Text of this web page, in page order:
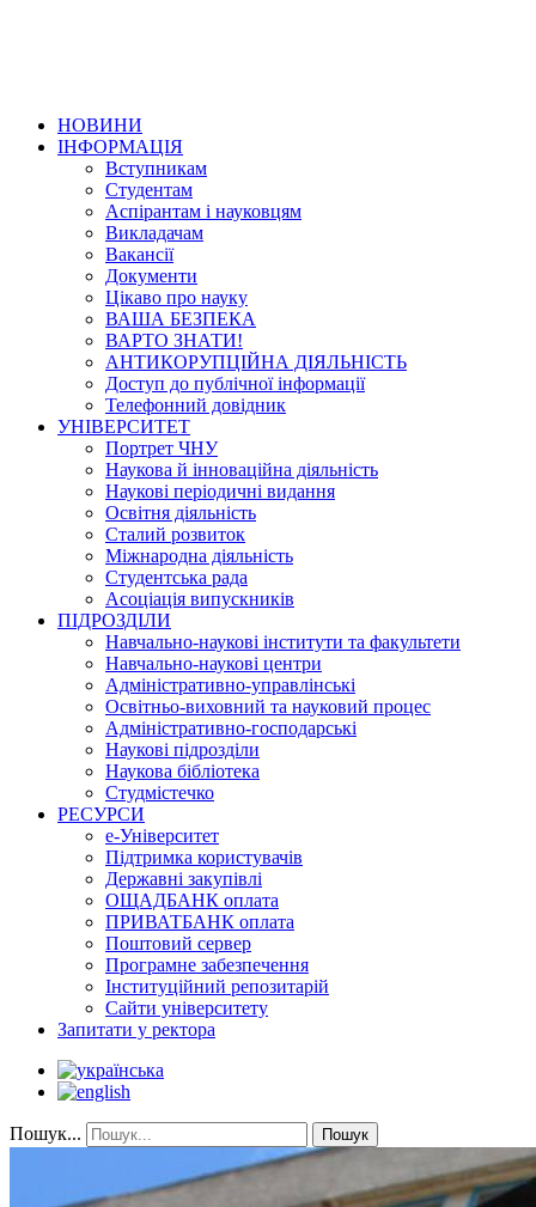
НОВИНИ
ІНФОРМАЦІЯ
Вступникам
Студентам
Аспірантам і науковцям
Викладачам
Вакансії
Документи
Цікаво про науку
ВАША БЕЗПЕКА
ВАРТО ЗНАТИ!
АНТИКОРУПЦІЙНА ДІЯЛЬНІСТЬ
Доступ до публічної інформації
Телефонний довідник
УНІВЕРСИТЕТ
Портрет ЧНУ
Наукова й інноваційна діяльність
Наукові періодичні видання
Освітня діяльність
Сталий розвиток
Міжнародна діяльність
Студентська рада
Асоціація випускників
ПІДРОЗДІЛИ
Навчально-наукові інститути та факультети
Навчально-наукові центри
Адміністративно-управлінські
Освітньо-виховний та науковий процес
Адміністративно-господарські
Наукові підрозділи
Наукова бібліотека
Студмістечко
РЕСУРСИ
е-Університет
Підтримка користувачів
Державні закупівлі
ОЩАДБАНК оплата
ПРИВАТБАНК оплата
Поштовий сервер
Програмне забезпечення
Інституційний репозитарій
Сайти університету
Запитати у ректора
Пошук... Пошук